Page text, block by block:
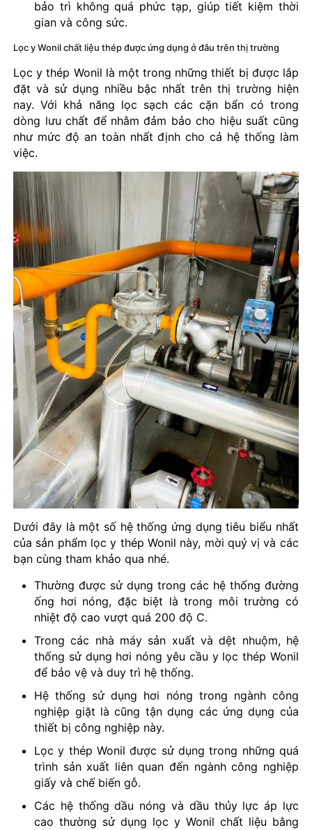
bảo trì không quá phức tạp, giúp tiết kiệm thời
gian và công sức.
Lọc y Wonil chất liệu thép được ứng dụng ở đâu trên thị trường
Lọc y thép Wonil là một trong những thiết bị được lắp
đặt và sử dụng nhiều bậc nhất trên thị trường hiện
nay. Với khả năng lọc sạch các cặn bẩn có trong
dòng lưu chất để nhằm đảm bảo cho hiệu suất cũng
như mức độ an toàn nhất định cho cả hệ thống làm
việc.
Dưới đây là một số hệ thống ứng dụng tiêu biểu nhất
của sản phẩm lọc y thép Wonil này, mời quý vị và các
bạn cùng tham khảo qua nhé.
Thường được sử dụng trong các hệ thống đường
ống hơi nóng, đặc biệt là trong môi trường có
nhiệt độ cao vượt quá 200 độ C.
Trong các nhà máy sản xuất và dệt nhuộm, hệ
thống sử dụng hơi nóng yêu cầu y lọc thép Wonil
để bảo vệ và duy trì hệ thống.
Hệ thống sử dụng hơi nóng trong ngành công
nghiệp giặt là cũng tận dụng các ứng dụng của
thiết bị công nghiệp này.
Lọc y thép Wonil được sử dụng trong những quá
trình sản xuất liên quan đến ngành công nghiệp
giấy và chế biến gỗ.
Các hệ thống dầu nóng và dầu thủy lực áp lực
cao thường sử dụng lọc y Wonil chất liệu bằng